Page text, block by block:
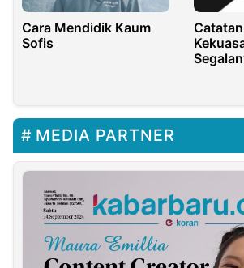
Cara Mendidik Kaum
Sofis
MEDIA PARTNER